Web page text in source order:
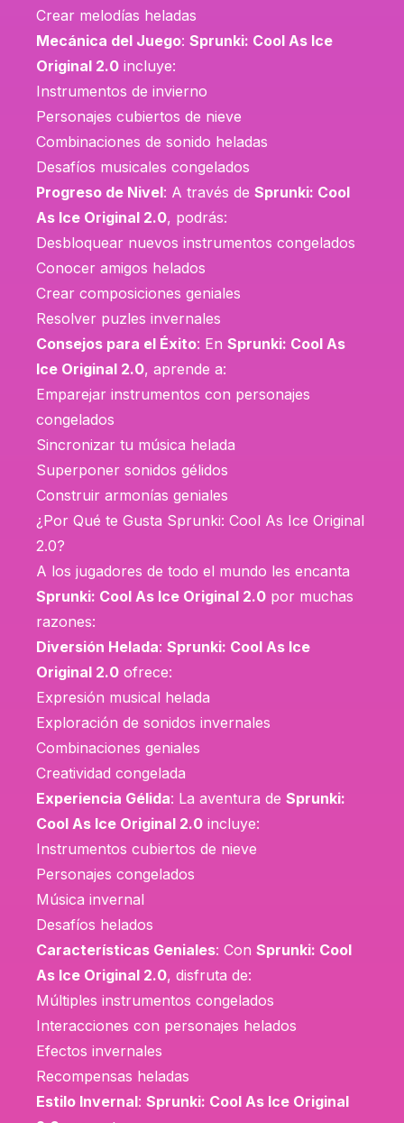
Crear melodías heladas
Mecánica del Juego: Sprunki: Cool As Ice
Original 2.0 incluye:
Instrumentos de invierno
Personajes cubiertos de nieve
Combinaciones de sonido heladas
Desafíos musicales congelados
Progreso de Nivel: A través de Sprunki: Cool
As Ice Original 2.0, podrás:
Desbloquear nuevos instrumentos congelados
Conocer amigos helados
Crear composiciones geniales
Resolver puzles invernales
Consejos para el Éxito: En Sprunki: Cool As
Ice Original 2.0, aprende a:
Emparejar instrumentos con personajes
congelados
Sincronizar tu música helada
Superponer sonidos gélidos
Construir armonías geniales
¿Por Qué te Gusta Sprunki: Cool As Ice Original
2.0?
A los jugadores de todo el mundo les encanta
Sprunki: Cool As Ice Original 2.0 por muchas
razones:
Diversión Helada: Sprunki: Cool As Ice
Original 2.0 ofrece:
Expresión musical helada
Exploración de sonidos invernales
Combinaciones geniales
Creatividad congelada
Experiencia Gélida: La aventura de Sprunki:
Cool As Ice Original 2.0 incluye:
Instrumentos cubiertos de nieve
Personajes congelados
Música invernal
Desafíos helados
Características Geniales: Con Sprunki: Cool
As Ice Original 2.0, disfruta de:
Múltiples instrumentos congelados
Interacciones con personajes helados
Efectos invernales
Recompensas heladas
Estilo Invernal: Sprunki: Cool As Ice Original